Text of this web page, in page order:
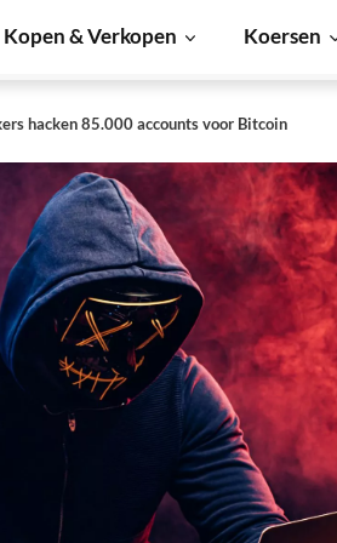
Kopen & Verkopen Koersen
hacken 85.000 accounts voor Bitcoin